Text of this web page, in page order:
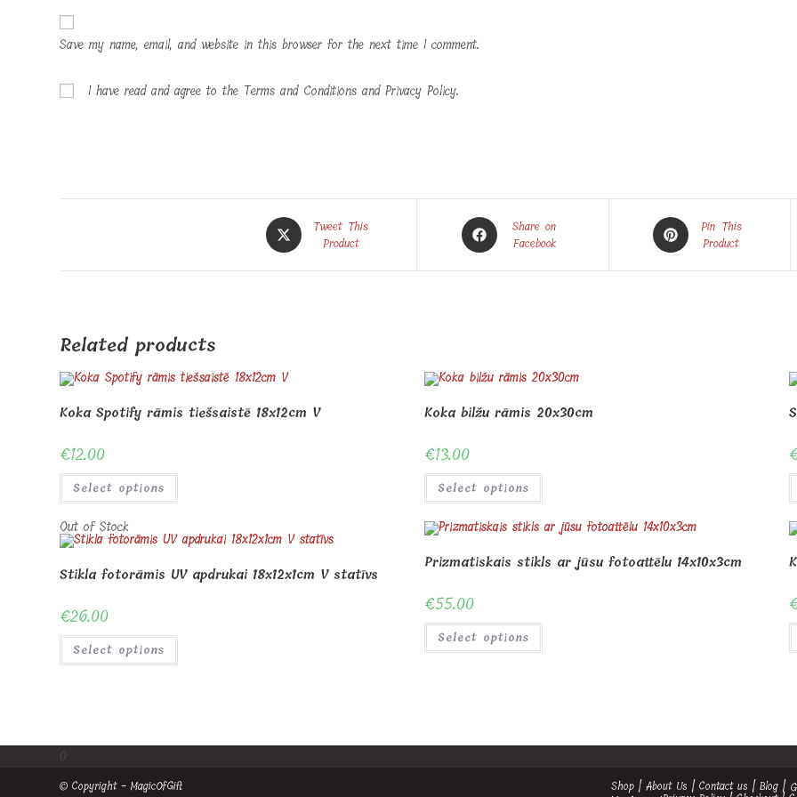
Save my name, email, and website in this browser for the next time I comment.
I have read and agree to the Terms and Conditions and Privacy Policy.
Opens
in
Tweet This
Product
Opens
in
Share on
Facebook
Opens
in
Pin This
Product
Related products
Koka Spotify rāmis tiešsaistē 18x12cm V
€12.00
Select options
Koka bilžu rāmis 20x30cm
€13.00
Select options
Out of Stock
Stikla fotorāmis UV apdrukai 18x12x1cm V statīvs
€26.00
Select options
Prizmatiskais stikls ar jūsu fotoattēlu 14x10x3cm
€55.00
Select options
0
Shop About Us Contact us Blog
© Copyright - MagicOfGift